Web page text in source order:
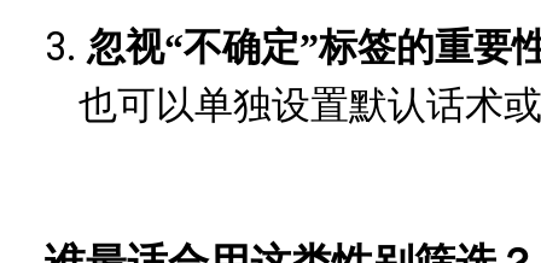
3. 忽视“不确定”标签的重要
也可以单独设置默认话术